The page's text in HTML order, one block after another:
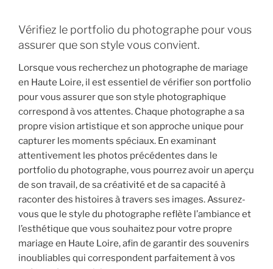
Vérifiez le portfolio du photographe pour vous
assurer que son style vous convient.
Lorsque vous recherchez un photographe de mariage
en Haute Loire, il est essentiel de vérifier son portfolio
pour vous assurer que son style photographique
correspond à vos attentes. Chaque photographe a sa
propre vision artistique et son approche unique pour
capturer les moments spéciaux. En examinant
attentivement les photos précédentes dans le
portfolio du photographe, vous pourrez avoir un aperçu
de son travail, de sa créativité et de sa capacité à
raconter des histoires à travers ses images. Assurez-
vous que le style du photographe reflète l’ambiance et
l’esthétique que vous souhaitez pour votre propre
mariage en Haute Loire, afin de garantir des souvenirs
inoubliables qui correspondent parfaitement à vos